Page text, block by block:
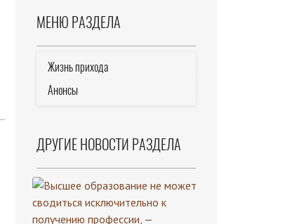
МЕНЮ РАЗДЕЛА
Жизнь прихода
Анонсы
ДРУГИЕ НОВОСТИ РАЗДЕЛА